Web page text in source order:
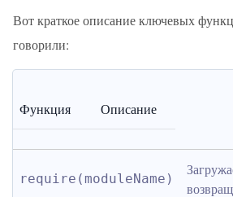
Вот краткое описание ключевых
говорили:
Функция Описание
require(moduleName)